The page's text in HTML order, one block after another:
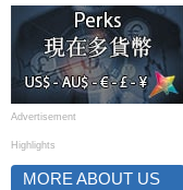
Advertisement
Highlights
MORE ABOUT US